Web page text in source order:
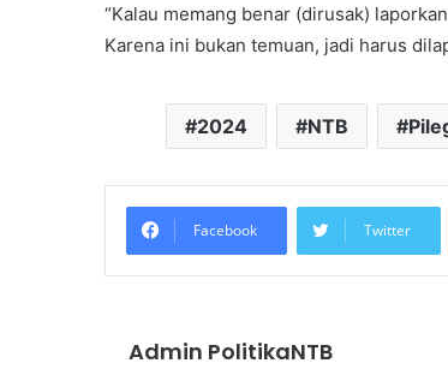
“Kalau memang benar (dirusak)
Karena ini bukan temuan, jadi harus
2024 NTB
Facebook Twitter
Admin PolitikaNTB